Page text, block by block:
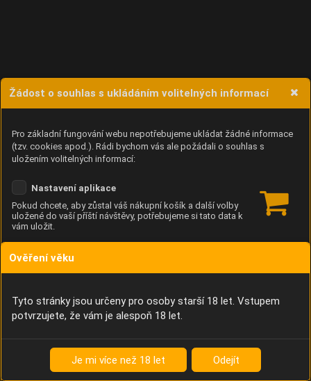
Žádost o souhlas s ukládáním volitelných informací
Pro základní fungování webu nepotřebujeme ukládat žádné informace
(tzv. cookies apod.). Rádi bychom vás ale požádali o souhlas s
uložením volitelných informací:
Nastavení aplikace
Pokud chcete, aby zůstal váš nákupní košík a další volby
uložené do vaší příští návštěvy, potřebujeme si tato data k
vám uložit.
Anonymní unikátní ID
Díky němu příště poznáme, že se jedná o stejné zařízení, a
Identifikátor je zcela anonymní.
Analýza chování návštěvníků na webu (pohyb kurzoru,
kliknutí, procházení stránek a heatmapy), která
provozovateli e-shopu Betelné škopek pomáhá zlepšovat
Ověření věku
Tyto stránky jsou určeny pro osoby starší 18 let. Vstupem
potvrzujete, že vám je alespoň 18 let.
Je mi více než 18 let Odejít